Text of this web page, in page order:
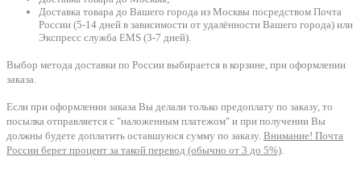
Доставка товара до Вашего города из Москвы посредством Почта
России (5-14 дней в зависимости от удалённости Вашего города) или
Экспресс служба EMS (3-7 дней).
Выбор метода доставки по России выбирается в корзине, при оформлении
заказа.
Если при оформлении заказа Вы делали только предоплату по заказу, то
посылка отправляется с "наложенным платежом" и при получении Вы
должны будете доплатить оставшуюся сумму по заказу. Внимание! Почта
России берет процент за такой перевод (обычно от 3 до 5%).